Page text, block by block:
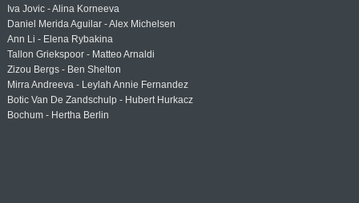
Iva Jovic - Alina Korneeva
Daniel Merida Aguilar - Alex Michelsen
Ann Li - Elena Rybakina
Tallon Griekspoor - Matteo Arnaldi
Zizou Bergs - Ben Shelton
Mirra Andreeva - Leylah Annie Fernandez
Botic Van De Zandschulp - Hubert Hurkacz
Bochum - Hertha Berlin